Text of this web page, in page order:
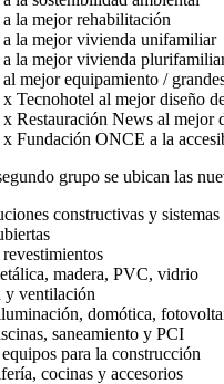
la mejor rehabilitación
la mejor vivienda unifamiliar
la mejor vivienda
mejor equipamiento /
Tecnohotel al mejor diseño
Restauración News al mejor
Fundación ONCE a la
grupo se ubican las
constructivas y
madera, PVC, vidrio
y ventilación
domótica,
saneamiento y PCI
para la construcción
cocinas y accesorios